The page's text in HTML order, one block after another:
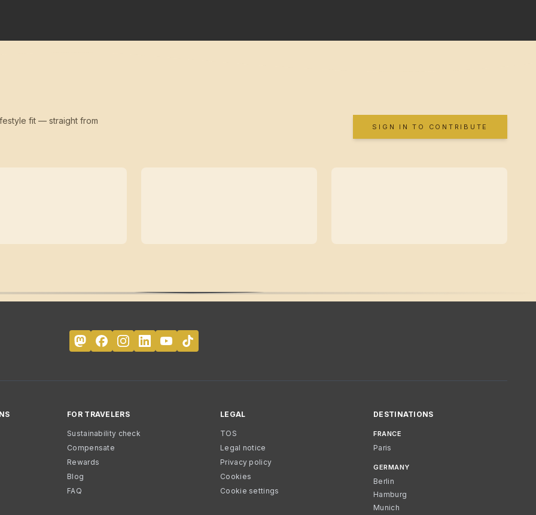
fit — straight from
SIGN IN TO CONTRIBUTE
FOR TRAVELERS
Sustainability check
Compensate
Rewards
Blog
FAQ
LEGAL
TOS
Legal notice
Privacy policy
Cookies
Cookie settings
DESTINATIONS
FRANCE
Paris
GERMANY
Berlin
Hamburg
Munich